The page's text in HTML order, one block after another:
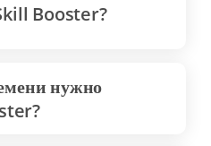
Booster?
нужно